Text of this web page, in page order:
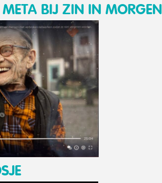
BIJ ZIN IN MORGEN